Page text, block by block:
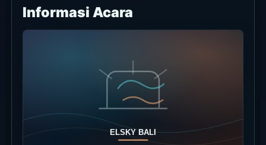
Informasi Acara